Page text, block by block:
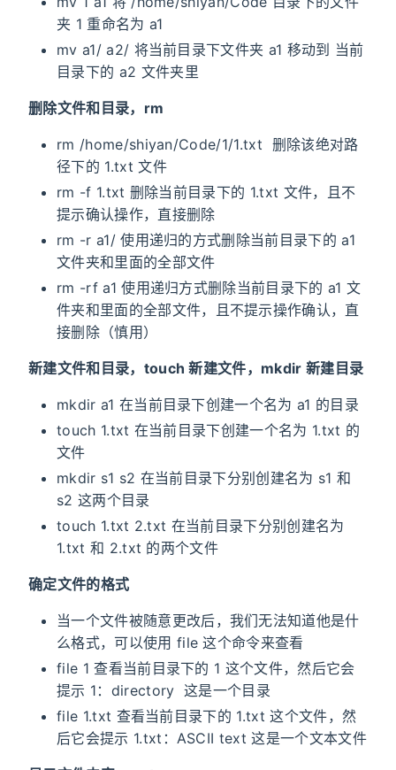
夹 1 重命名为 a1
mv a1/ a2/ 将当前目录下文件夹 a1 移动到 当前
目录下的 a2 文件夹里
删除文件和目录，rm
rm /home/shiyan/Code/1/1.txt 删除该绝对路
径下的 1.txt 文件
rm -f 1.txt 删除当前目录下的 1.txt 文件，且不
提示确认操作，直接删除
rm -r a1/ 使用递归的方式删除当前目录下的 a1
文件夹和里面的全部文件
rm -rf a1 使用递归方式删除当前目录下的 a1 文
件夹和里面的全部文件，且不提示操作确认，直
接删除（慎用）
新建文件和目录，touch 新建文件，mkdir 新建目录
mkdir a1 在当前目录下创建一个名为 a1 的目录
touch 1.txt 在当前目录下创建一个名为 1.txt 的
文件
mkdir s1 s2 在当前目录下分别创建名为 s1 和
s2 这两个目录
touch 1.txt 2.txt 在当前目录下分别创建名为
1.txt 和 2.txt 的两个文件
确定文件的格式
当一个文件被随意更改后，我们无法知道他是什
么格式，可以使用 file 这个命令来查看
file 1 查看当前目录下的 1 这个文件，然后它会
提示 1：directory 这是一个目录
file 1.txt 查看当前目录下的 1.txt 这个文件，然
后它会提示 1.txt：ASCII text 这是一个文本文件